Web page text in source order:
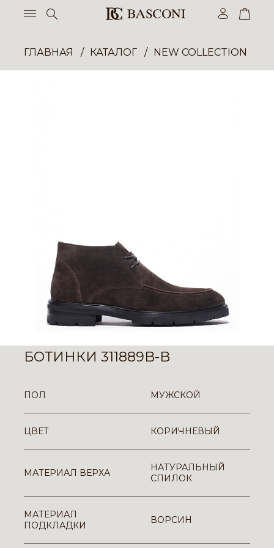
ГЛАВНАЯ КАТАЛОГ NEW COLLECTION
БОТИНКИ 311889B-B
ПОЛ МУЖСКОЙ
ЦВЕТ КОРИЧНЕВЫЙ
МАТЕРИАЛ ВЕРХА
НАТУРАЛЬНЫЙ
СПИЛОК
МАТЕРИАЛ
ПОДКЛАДКИ
ВОРСИН